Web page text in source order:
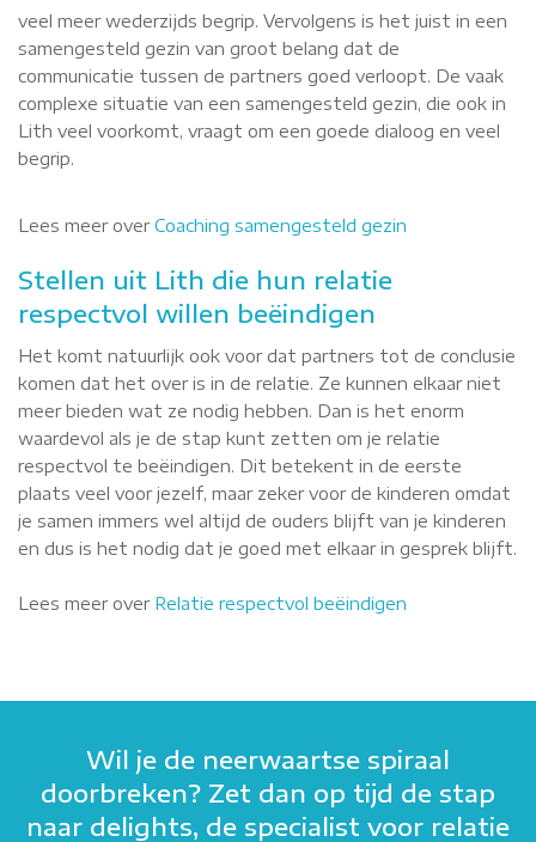
veel meer wederzijds begrip. Vervolgens is het juist in een
samengesteld gezin van groot belang dat de
communicatie tussen de partners goed verloopt. De vaak
complexe situatie van een samengesteld gezin, die ook in
Lith veel voorkomt, vraagt om een goede dialoog en veel
begrip.
Lees meer overCoaching samengesteld gezin
Stellen uit Lith die hun relatie
respectvol willen beëindigen
Het komt natuurlijk ook voor dat partners tot de conclusie
komen dat het over is in de relatie. Ze kunnen elkaar niet
meer bieden wat ze nodig hebben. Dan is het enorm
waardevol als je de stap kunt zetten om je relatie
respectvol te beëindigen. Dit betekent in de eerste
plaats veel voor jezelf, maar zeker voor de kinderen omdat
je samen immers wel altijd de ouders blijft van je kinderen
en dus is het nodig dat je goed met elkaar in gesprek blijft.
Lees meer over Relatie respectvol beëindigen
Wil je de neerwaartse spiraal
doorbreken? Zet dan op tijd de stap
naar delights, de specialist voor relatie